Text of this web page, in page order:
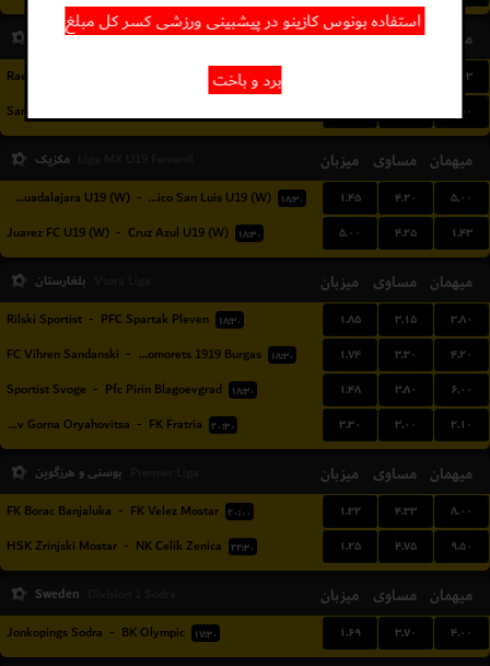
Norway 3. Division avd. 6 میزبان مساوی میهمان
Raelingen ۱.۴۳
Sarpsborg 08 2 ۶.۵۰
مکزیک میزبان مساوی میهمان
Atlas Guadalajara U19 (W) - Atletico San Luis U19 (W) ۱۸:۳۰ ۱.۴۵ ۴.۲۰ ۵.۰۰
Juarez FC U19 (W) - Cruz Azul U19 (W) ۱۸:۳۰ ۵.۰۰ ۴.۲۵ ۱.۴۳
بلغارستان میزبان مساوی میهمان
Rilski Sportist - PFC Spartak Pleven ۱۸:۳۰ ۱.۸۵ ۳.۱۵ ۳.۸۰
FC Vihren Sandanski - FC Chernomorets 1919 Burgas ۱۸:۳۰ ۱.۷۴ ۳.۳۰ ۴.۲۰
Sportist Svoge - Pfc Pirin Blagoevgrad ۱۸:۳۰ ۱.۴۸ ۳.۸۰ ۶.۰۰
Lokomotiv Gorna Oryahovitsa - FK Fratria ۲۰:۳۰ ۳.۳۰ ۳.۰۰ ۲.۱۰
بوسنی و هرزگوین میزبان مساوی میهمان
FK Borac Banjaluka - FK Velez Mostar ۲۰:۰۰ ۱.۳۲ ۴.۳۳ ۸.۰۰
HSK Zrinjski Mostar - NK Celik Zenica ۲۲:۳۰ ۱.۲۵ ۴.۷۵ ۹.۵۰
Sweden میزبان مساوی میهمان
Jonkopings Sodra - BK Olympic ۱۷:۳۰ ۱.۶۹ ۳.۷۰ ۴.۰۰
استفاده بونوس کازینو در پیشبینی ورزشی کسر کل مبلغ
برد و باخت